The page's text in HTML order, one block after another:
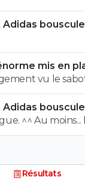
Adidas
mis en
vu le
au match allé.
et une énorme
de ce clown.
Adidas
l'OM a
à
Résultats